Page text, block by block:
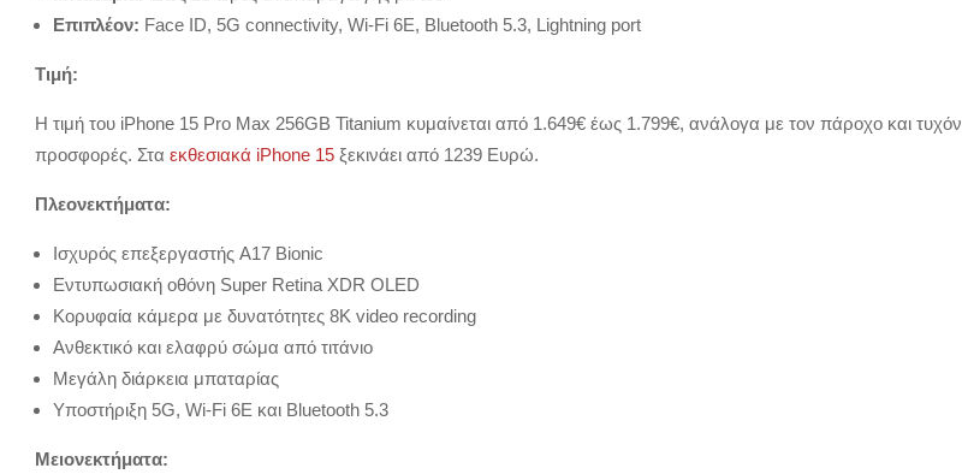
Επιπλέον: Face ID, 5G connectivity, Wi-Fi 6E, Bluetooth 5.3, Lightning port
Τιμή:
Η τιμή του iPhone 15 Pro Max 256GB Titanium κυμαίνεται από 1.649€ έως 1.799€, ανάλογα με τον πάροχο και τυχόν
προσφορές. Στα εκθεσιακά iPhone 15 ξεκινάει από 1239 Ευρώ.
Πλεονεκτήματα:
Ισχυρός επεξεργαστής A17 Bionic
Εντυπωσιακή οθόνη Super Retina XDR OLED
Κορυφαία κάμερα με δυνατότητες 8K video recording
Ανθεκτικό και ελαφρύ σώμα από τιτάνιο
Μεγάλη διάρκεια μπαταρίας
Υποστήριξη 5G, Wi-Fi 6E και Bluetooth 5.3
Μειονεκτήματα: